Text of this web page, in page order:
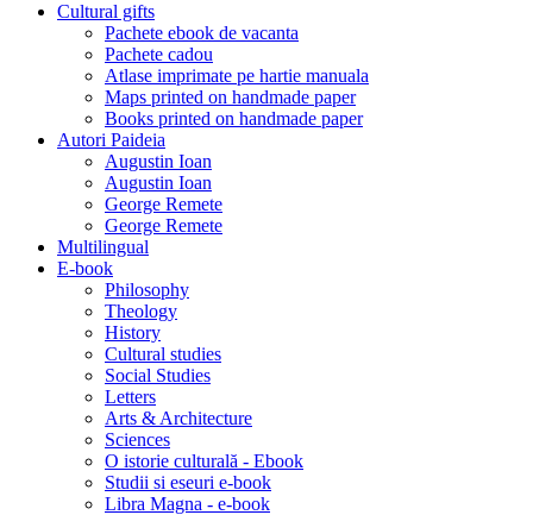
Cultural gifts
Pachete ebook de vacanta
Pachete cadou
Atlase imprimate pe hartie manuala
Maps printed on handmade paper
Books printed on handmade paper
Autori Paideia
Augustin Ioan
Augustin Ioan
George Remete
George Remete
Multilingual
E-book
Philosophy
Theology
History
Cultural studies
Social Studies
Letters
Arts & Architecture
Sciences
O istorie culturală - Ebook
Studii si eseuri e-book
Libra Magna - e-book